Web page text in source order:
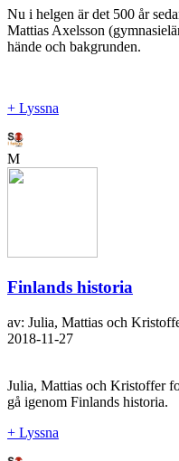
Nu i helgen är det 500 år
Mattias Axelsson
hände och bakgrunden.
+ Lyssna
M
Finlands historia
av: Julia, Mattias och
2018-11-27
Julia, Mattias och Kristoffer
gå igenom Finlands historia.
+ Lyssna